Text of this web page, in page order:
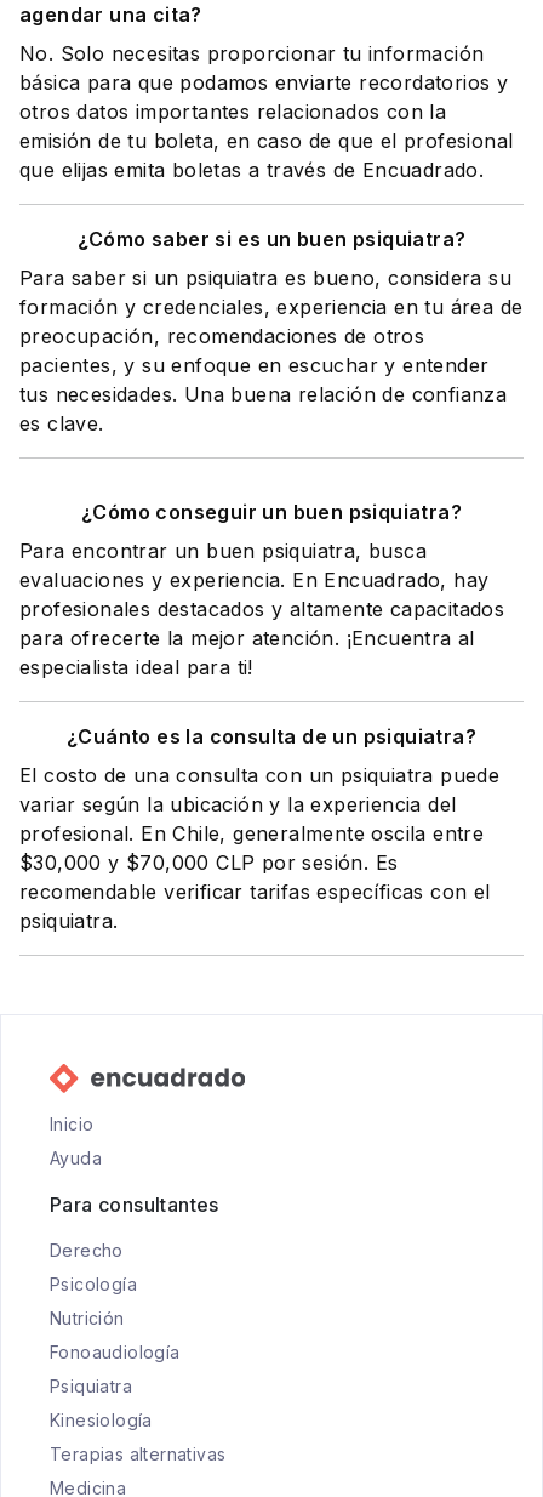
agendar una cita?
No. Solo necesitas proporcionar tu información
básica para que podamos enviarte recordatorios y
otros datos importantes relacionados con la
emisión de tu boleta, en caso de que el profesional
que elijas emita boletas a través de Encuadrado.
¿Cómo saber si es un buen psiquiatra?
Para saber si un psiquiatra es bueno, considera su
formación y credenciales, experiencia en tu área de
preocupación, recomendaciones de otros
pacientes, y su enfoque en escuchar y entender
tus necesidades. Una buena relación de confianza
es clave.
¿Cómo conseguir un buen psiquiatra?
Para encontrar un buen psiquiatra, busca
evaluaciones y experiencia. En Encuadrado, hay
profesionales destacados y altamente capacitados
para ofrecerte la mejor atención. ¡Encuentra al
especialista ideal para ti!
¿Cuánto es la consulta de un psiquiatra?
El costo de una consulta con un psiquiatra puede
variar según la ubicación y la experiencia del
profesional. En Chile, generalmente oscila entre
$30,000 y $70,000 CLP por sesión. Es
recomendable verificar tarifas específicas con el
psiquiatra.
Inicio
Ayuda
Para consultantes
Derecho
Psicología
Nutrición
Fonoaudiología
Psiquiatra
Kinesiología
Terapias alternativas
Medicina